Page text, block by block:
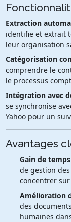
Extraction
identifie et extrait
leur organisation
Catégorisation
comprendre le
le processus
Intégration avec
se synchronise
Yahoo pour un
Avantages
Gain de
de gestion
concentrer
Amélioration
des
humaines